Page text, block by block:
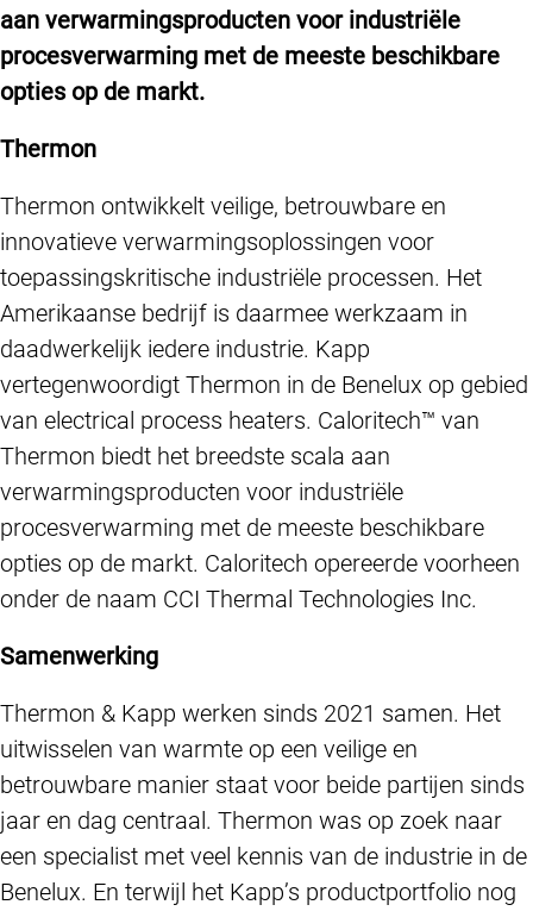
aan verwarmingsproducten voor industriële
procesverwarming met de meeste beschikbare
opties op de markt.
Thermon
Thermon ontwikkelt veilige, betrouwbare en
innovatieve verwarmingsoplossingen voor
toepassingskritische industriële processen. Het
Amerikaanse bedrijf is daarmee werkzaam in
daadwerkelijk iedere industrie. Kapp
vertegenwoordigt Thermon in de Benelux op gebied
van electrical process heaters. Caloritech™ van
Thermon biedt het breedste scala aan
verwarmingsproducten voor industriële
procesverwarming met de meeste beschikbare
opties op de markt. Caloritech opereerde voorheen
onder de naam CCI Thermal Technologies Inc.
Samenwerking
Thermon & Kapp werken sinds 2021 samen. Het
uitwisselen van warmte op een veilige en
betrouwbare manier staat voor beide partijen sinds
jaar en dag centraal. Thermon was op zoek naar
een specialist met veel kennis van de industrie in de
Benelux. En terwijl het Kapp’s productportfolio nog